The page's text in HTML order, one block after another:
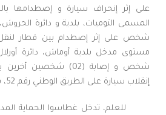
على إثر إنحراف سيارة و إصطدامها
المسمى التوميات، بلدية و دائرة الحروش،
شخص على إثر إصطدام بين قطار
مستوى مدخل بلدية أوماش، دائرة
شخص و إصابة (02) شخصين
إنقلاب سيارة على الطريق الوطني رقم 52، بلدية و دائرة أدرار.
للعلم، تدخل غطاسوا الحماية